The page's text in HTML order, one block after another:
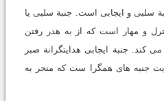
سلبی و ایجابی است. جنبة سلبی یا
و مهار است که از به هدر رفتن
کند. جنبة ایجابی هدایتگرانة صبر
جنبه های همگرا ست که منجر به